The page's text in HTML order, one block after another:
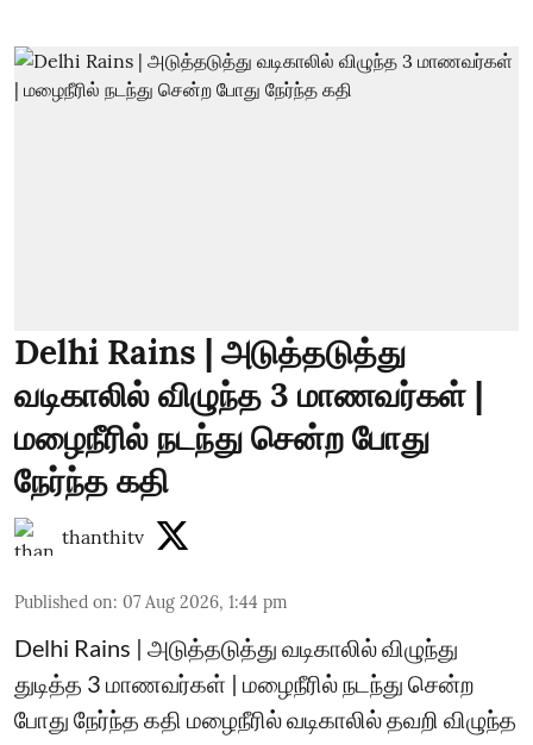
Delhi Rains | அடுத்தடுத்து
வடிகாலில் விழுந்த 3 மாணவர்கள் |
மழைநீரில் நடந்து சென்ற போது
நேர்ந்த கதி
thanthitv
Published on: 07 Aug 2026, 1:44 pm
Delhi Rains | அடுத்தடுத்து வடிகாலில் விழுந்து
துடித்த 3 மாணவர்கள் | மழைநீரில் நடந்து சென்ற
போது நேர்ந்த கதி மழைநீரில் வடிகாலில் தவறி விழுந்த